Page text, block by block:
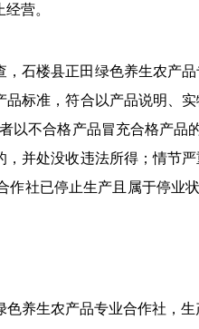
营。
，石楼县正田绿色养生农产
标准，符合以产品说明、
以不合格产品冒充合格产
并处没收违法所得；情节
作社已停止生产且属于停业
色养生农产品专业合作社 ，生